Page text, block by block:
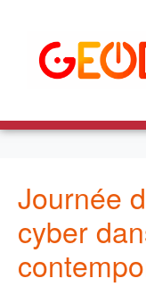
Journée
cyber